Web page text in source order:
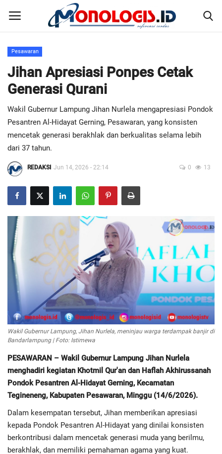
Home
Kontak
Disclaimer
Susunan Redaksi
Pedoman Pemberitaan Media Siber
Nusantara
Galeri
Regional
Pendidikan
Ekonomi
Olahraga
Politik
Hukum & Kriminal
Internasional
Advertorial
Pesawaran
Jihan Apresiasi Ponpes Cetak
Generasi Qurani
Wakil Gubernur Lampung Jihan Nurlela mengapresiasi Pondok
Pesantren Al-Hidayat Gerning, Pesawaran, yang konsisten
mencetak generasi berakhlak dan berkualitas selama lebih
dari 37 tahun.
REDAKSI Jun 14, 2026 - 22:14 0 13
Wakil Gubernur Lampung, Jihan Nurlela, meninjau warga terdampak banjir di
Bandarlampung | Foto: Istimewa
PESAWARAN – Wakil Gubernur Lampung Jihan Nurlela
menghadiri kegiatan Khotmil Qur'an dan Haflah Akhirussanah
Pondok Pesantren Al-Hidayat Gerning, Kecamatan
Tegineneng, Kabupaten Pesawaran, Minggu (14/6/2026).
Dalam kesempatan tersebut, Jihan memberikan apresiasi
kepada Pondok Pesantren Al-Hidayat yang dinilai konsisten
berkontribusi dalam mencetak generasi muda yang berilmu,
berakhlak, dan memiliki pemahaman agama yang kuat.